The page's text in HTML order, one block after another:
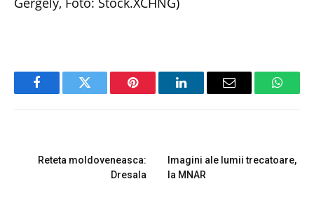
FacebookTwitter Pinterest LinkedInEmail
Reteta moldoveneasca:
Dresala
Imagini ale lumii trecatoare,
la MNAR